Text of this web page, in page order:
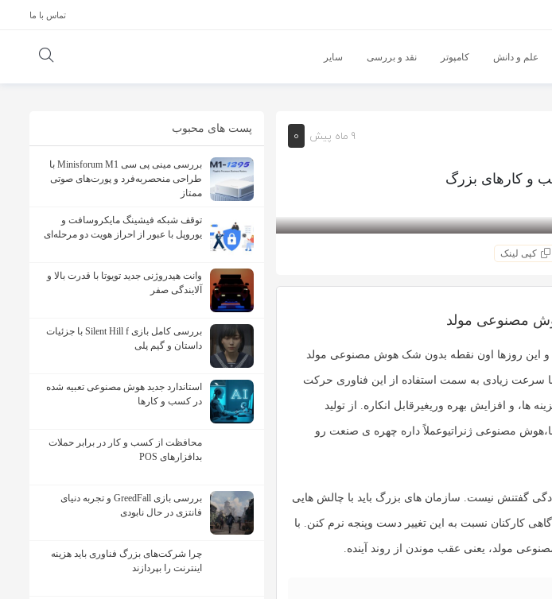
تماس با ما
علم و دانش کامپوتر نقد و بررسی سایر
9 ماه پیش 0
و کارهای بزرگ
کپی لینک
مصنوعی مولد
این روزها اون نقطه بدون شک هوش مصنوعی مولد
سرعت زیادی به سمت استفاده از این فناوری حرکت
ها، و افزایش بهره وریغیرقابل انکاره. از تولید
هوش مصنوعی ژنراتیوعملاً داره چهره ی صنعت رو
گفتنش نیست. سازمان های بزرگ باید با چالش هایی
کارکنان نسبت به این تغییر دست وپنجه نرم کنن. با
مولد، یعنی عقب موندن از روند آینده.
پست های محبوب
بررسی مینی پی ‌سی Minisforum M1 با
طراحی منحصربه‌فرد و پورت‌های صوتی
ممتاز
توقف شبکه فیشینگ مایکروسافت و
یوروپل با عبور از احراز هویت دو مرحله‌ای
وانت هیدروژنی جدید تویوتا با قدرت بالا و
آلایندگی صفر
بررسی کامل بازی Silent Hill f با جزئیات
داستان و گیم پلی
استاندارد جدید هوش مصنوعی تعبیه شده
در کسب و کارها
محافظت از کسب و کار در برابر حملات
بدافزارهای POS
بررسی بازی GreedFall و تجربه دنیای
فانتزی در حال نابودی
چرا شرکت‌های بزرگ فناوری باید هزینه
اینترنت را بپردازند